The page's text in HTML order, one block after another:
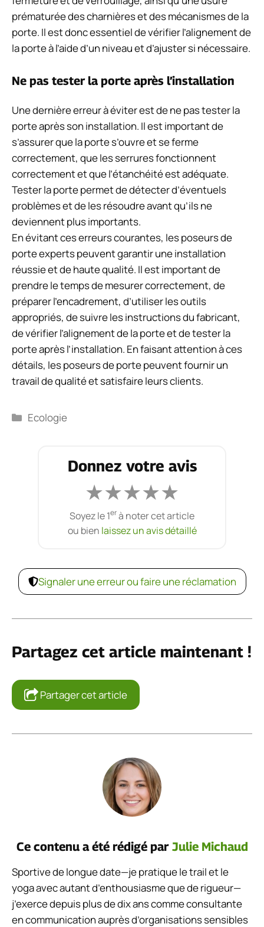
prématurée des charnières et des mécanismes de la
porte. Il est donc essentiel de vérifier l’alignement de
la porte à l’aide d’un niveau et d’ajuster si nécessaire.
Ne pas tester la porte après l’installation
Une dernière erreur à éviter est de ne pas tester la
porte après son installation. Il est important de
s’assurer que la porte s’ouvre et se ferme
correctement, que les serrures fonctionnent
correctement et que l’étanchéité est adéquate.
Tester la porte permet de détecter d’éventuels
problèmes et de les résoudre avant qu’ils ne
deviennent plus importants.
En évitant ces erreurs courantes, les poseurs de
porte experts peuvent garantir une installation
réussie et de haute qualité. Il est important de
prendre le temps de mesurer correctement, de
préparer l’encadrement, d’utiliser les outils
appropriés, de suivre les instructions du fabricant,
de vérifier l’alignement de la porte et de tester la
porte après l’installation. En faisant attention à ces
détails, les poseurs de porte peuvent fournir un
travail de qualité et satisfaire leurs clients.
Catégories
Ecologie
Donnez votre avis
★★★★★
Soyez le 1erà noter cet article
ou bien laissez un avis détaillé
Signaler une erreur ou faire une réclamation
Partagez cet article maintenant !
Partager cet article
Ce contenu a été rédigé par Julie Michaud
Sportive de longue date—je pratique le trail et le
yoga avec autant d’enthousiasme que de rigueur—
j’exerce depuis plus de dix ans comme consultante
en communication auprès d’organisations sensibles